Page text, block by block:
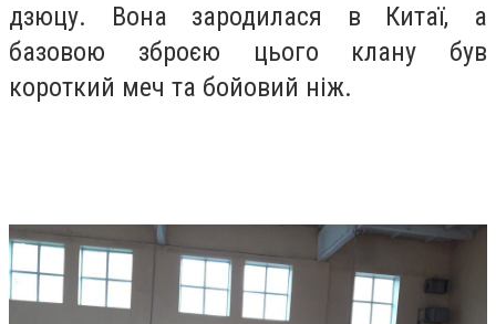
дзюцу. Вона зародилася в Китаї, а
базовою зброєю цього клану був
короткий меч та бойовий ніж.